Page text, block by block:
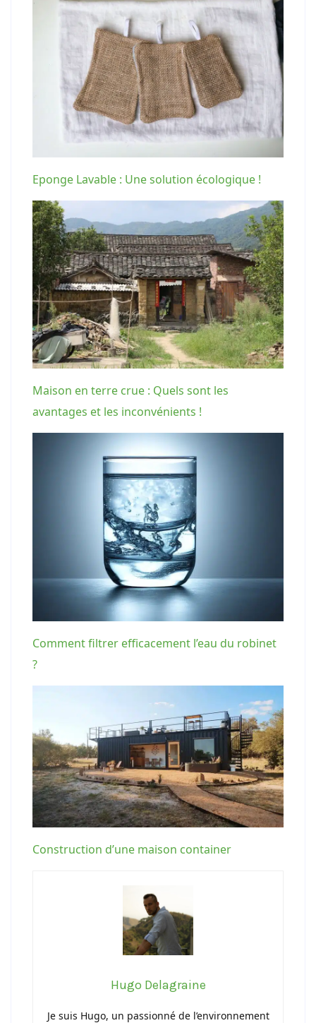
Eponge Lavable : Une solution écologique !
Maison en terre crue : Quels sont les
avantages et les inconvénients !
Comment filtrer efficacement l’eau du robinet
?
Construction d’une maison container
Hugo Delagraine
Je suis Hugo, un passionné de l’environnement